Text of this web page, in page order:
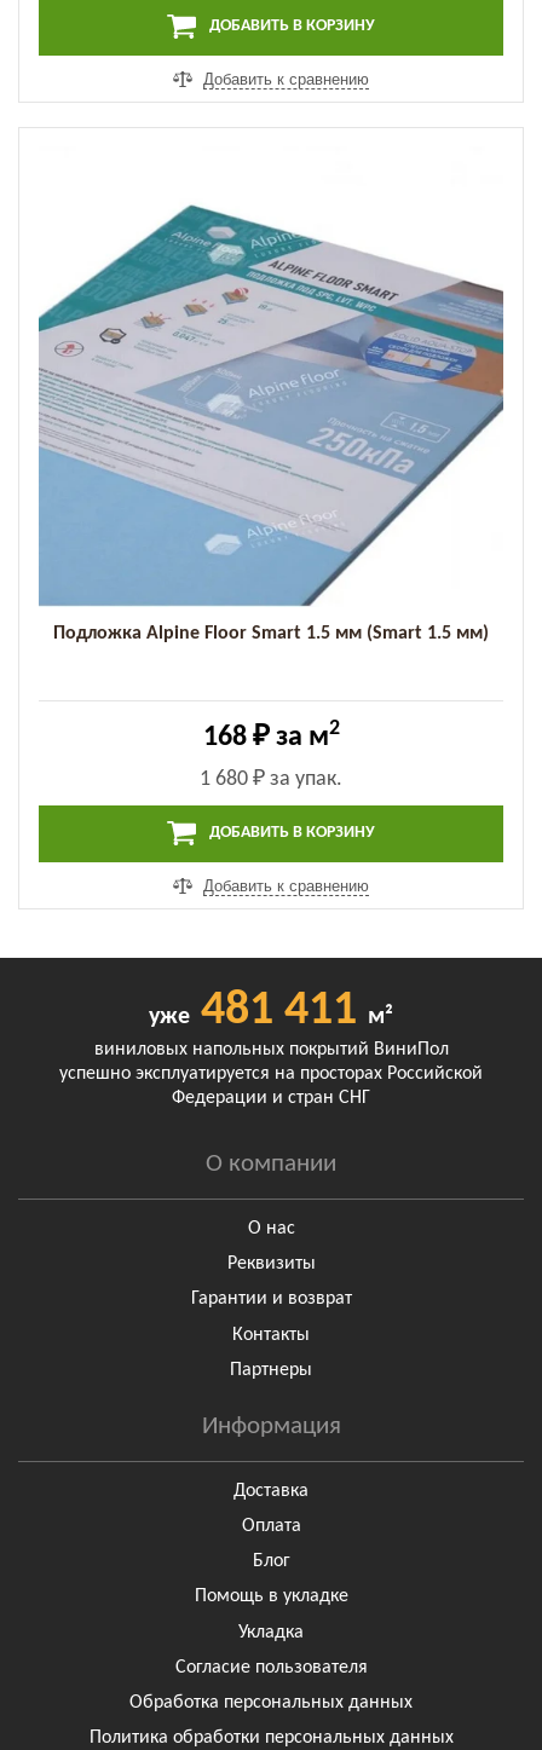
ДОБАВИТЬ В КОРЗИНУ
Добавить к сравнению
Подложка Alpine Floor Smart 1.5 мм (Smart 1.5 мм)
168 ₽за м2
1 680 ₽ за упак.
ДОБАВИТЬ В КОРЗИНУ
Добавить к сравнению
уже 481 411 м²
виниловых напольных покрытий ВиниПол
успешно эксплуатируется на просторах Российской
Федерации и стран СНГ
О компании
О нас
Реквизиты
Гарантии и возврат
Контакты
Партнеры
Информация
Доставка
Оплата
Блог
Помощь в укладке
Укладка
Согласие пользователя
Обработка персональных данных
Политика обработки персональных данных